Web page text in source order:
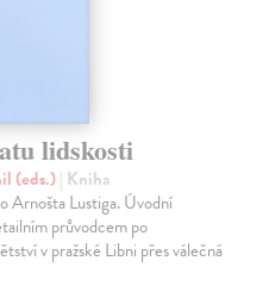
lidskosti
(eds.)| Kniha
Arnošta Lustiga. Úvodní
průvodcem po
v pražské Libni přes válečná